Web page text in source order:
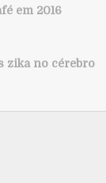
em 2016
zika no cérebro